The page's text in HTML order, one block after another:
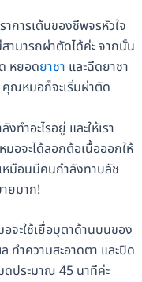
การเต้นของชีพจรหัวใจ
ามารถผ่าตัดได้ค่ะ จากนั้น
หยอดยาชา และฉีดยาชา
คุณหมอก็จะเริ่มผ่าตัด
ำอะไรอยู่ และให้เรา
จะได้ลอกต้อเนื้อออกให้
หมือนมีคนกำลังทาบลัช
ยมาก!
ะใช้เยื่อบุตาด้านบนของ
ทำความสะอาดตา และปิด
ดประมาณ 45 นาทีค่ะ